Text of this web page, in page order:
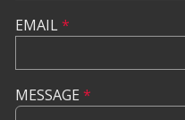
EMAIL*
MESSAGE *